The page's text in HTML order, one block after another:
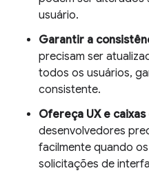
usuário.
Garantir a
precisam ser
todos os usuários,
consistente.
Ofereça UX e
desenvolvedores
facilmente quando
solicitações de